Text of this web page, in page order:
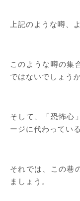
上記のような噂、
このような噂の集
ではないでしょう
そして、「恐怖心
ージに代わってい
それでは、この巷
ましょう。